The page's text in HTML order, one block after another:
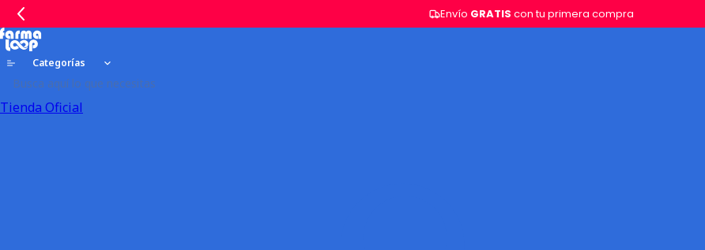
Envío GRATIS con tu primera compra
Categorías
Tienda Oficial